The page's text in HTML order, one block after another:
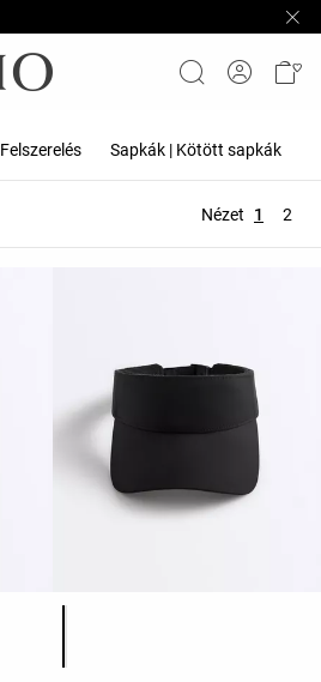
Felszerelés Sapkák | Kötött sapkák
Nézet 1 2